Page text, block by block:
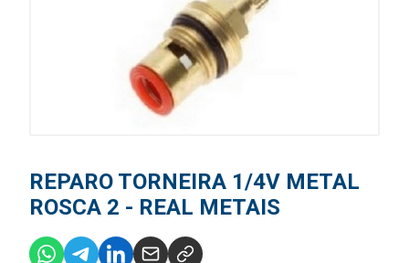
REPARO TORNEIRA 1/4V METAL
ROSCA 2 - REAL METAIS